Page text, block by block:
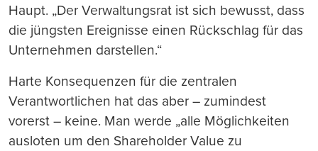
Haupt. „Der Verwaltungsrat ist sich bewusst, dass
die jüngsten Ereignisse einen Rückschlag für das
Unternehmen darstellen.“
Harte Konsequenzen für die zentralen
Verantwortlichen hat das aber – zumindest
vorerst – keine. Man werde „alle Möglichkeiten
ausloten um den Shareholder Value zu